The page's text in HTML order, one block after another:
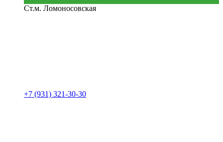
Ст.м. Ломоносовская
+7 (931) 321-30-30